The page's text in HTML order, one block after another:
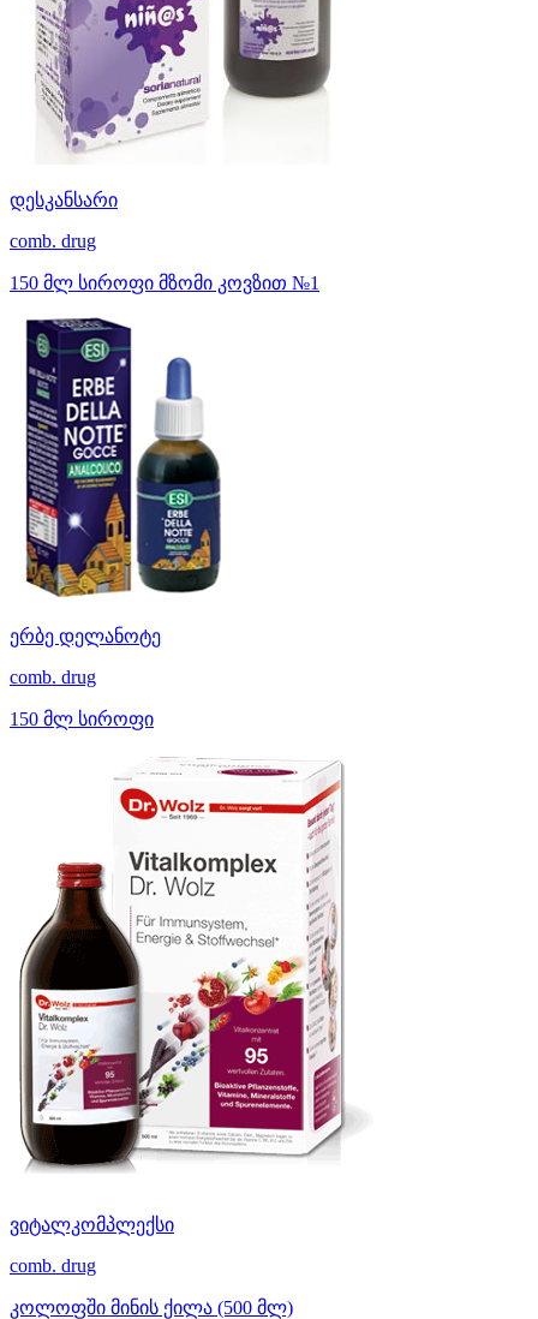
დესკანსარი
comb. drug
150 მლ სიროფი მზომი კოვზით №1
ერბე დელანოტე
comb. drug
150 მლ სიროფი
ვიტალკომპლექსი
comb. drug
კოლოფში მინის ქილა (500 მლ)